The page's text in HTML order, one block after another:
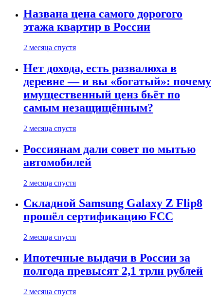
Названа цена самого дорогого
этажа квартир в России
2 месяца спустя
Нет дохода, есть развалюха в
деревне — и вы «богатый»: почему
имущественный ценз бьёт по
самым незащищённым?
2 месяца спустя
Россиянам дали совет по мытью
автомобилей
2 месяца спустя
Складной Samsung Galaxy Z Flip8
прошёл сертификацию FCC
2 месяца спустя
Ипотечные выдачи в России за
полгода превысят 2,1 трлн рублей
2 месяца спустя